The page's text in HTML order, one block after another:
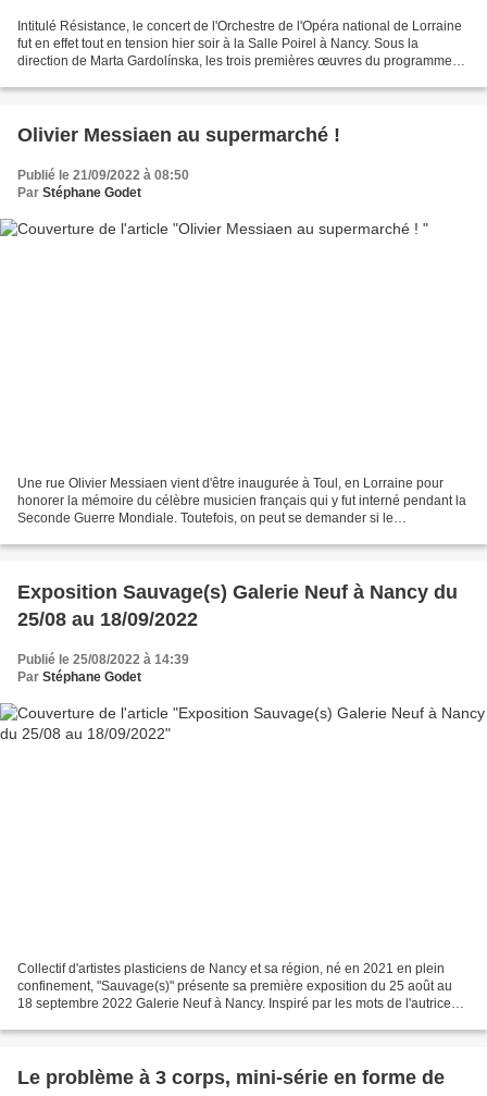
Intitulé Résistance, le concert de l'Orchestre de l'Opéra national de Lorraine
fut en effet tout en tension hier soir à la Salle Poirel à Nancy. Sous la
direction de Marta Gardolínska, les trois premières œuvres du programme
Olivier Messiaen au supermarché !
Publié le 21/09/2022 à 08:50
Par Stéphane Godet
Une rue Olivier Messiaen vient d'être inaugurée à Toul, en Lorraine pour
honorer la mémoire du célèbre musicien français qui y fut interné pendant la
Seconde Guerre Mondiale. Toutefois, on peut se demander si le
Exposition Sauvage(s) Galerie Neuf à Nancy du
25/08 au 18/09/2022
Publié le 25/08/2022 à 14:39
Par Stéphane Godet
Collectif d'artistes plasticiens de Nancy et sa région, né en 2021 en plein
confinement, "Sauvage(s)" présente sa première exposition du 25 août au
18 septembre 2022 Galerie Neuf à Nancy. Inspiré par les mots de l'autrice
Le problème à 3 corps, mini-série en forme de